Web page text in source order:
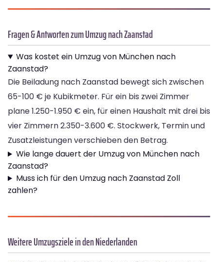
Fragen & Antworten zum Umzug nach Zaanstad
Was kostet ein Umzug von München nach
Zaanstad?
Die Beiladung nach Zaanstad bewegt sich zwischen
65-100 € je Kubikmeter. Für ein bis zwei Zimmer
plane 1.250-1.950 € ein, für einen Haushalt mit drei bis
vier Zimmern 2.350-3.600 €. Stockwerk, Termin und
Zusatzleistungen verschieben den Betrag.
Wie lange dauert der Umzug von München nach
Zaanstad?
Muss ich für den Umzug nach Zaanstad Zoll
zahlen?
Weitere Umzugsziele in den Niederlanden